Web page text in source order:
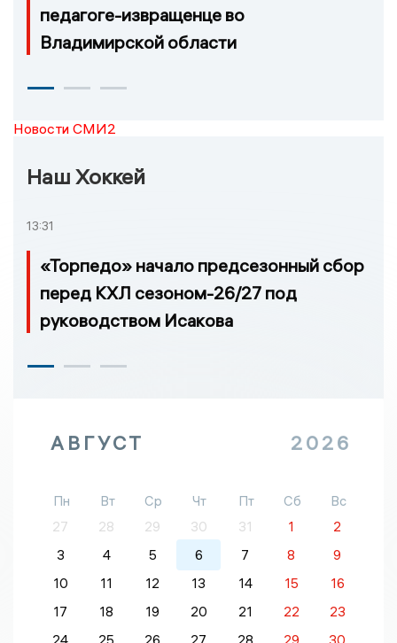
педагоге-извращенце во
Владимирской области
Новости СМИ2
Наш Хоккей
13:31
«Торпедо» начало предсезонный сбор
перед КХЛ сезоном-26/27 под
руководством Исакова
АВГУСТ 2026
Пн Вт Ср Чт Пт Сб
Вс
27
28 29 30 31 1
2
3
4 5 6 7 8
9
10
11 12 13 14 15
16
17
18 19 20 21 22
23